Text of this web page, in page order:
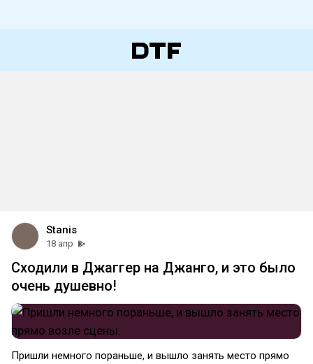
Stanis
18 апр
Сходили в Джаггер на Джанго, и это было
очень душевно!
Пришли немного пораньше, и вышло занять место прямо